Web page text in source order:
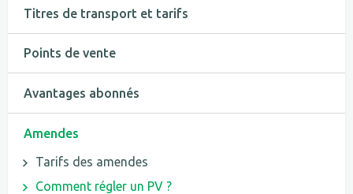
Titres de transport et tarifs
Points de vente
Avantages abonnés
Amendes
Tarifs des amendes
Comment régler un PV ?